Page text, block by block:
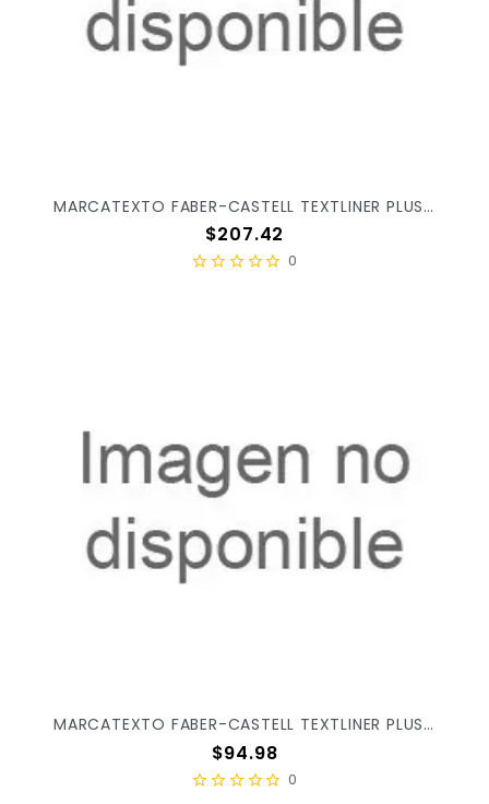
MARCATEXTO FABER-CASTELL TEXTLINER PLUS C/15PZ 557325
Precio
$207.42
0
MARCATEXTO FABER-CASTELL TEXTLINER PLUS PASTEL C/8PZ 557367
Precio
$94.98
0